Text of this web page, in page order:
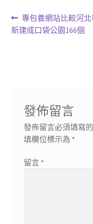
文
章
上
一
專包養網站比較河
新建成口袋公園166個
發佈留言
發佈留言必須填寫
填欄位標示為 *
留言 *